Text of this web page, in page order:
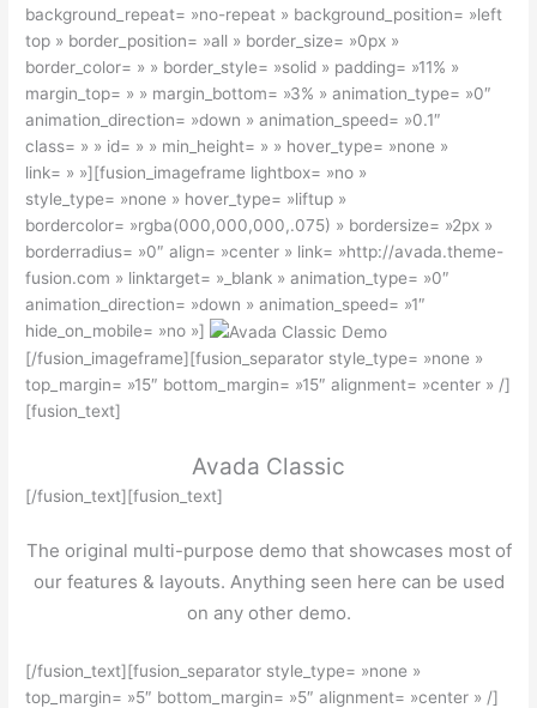
background_repeat= »no-repeat » background_position= »left
top » border_position= »all » border_size= »0px »
border_color= » » border_style= »solid » padding= »11% »
margin_top= » » margin_bottom= »3% » animation_type= »0″
animation_direction= »down » animation_speed= »0.1″
class= » » id= » » min_height= » » hover_type= »none »
link= » »][fusion_imageframe lightbox= »no »
style_type= »none » hover_type= »liftup »
bordercolor= »rgba(000,000,000,.075) » bordersize= »2px »
borderradius= »0″ align= »center » link= »http://avada.theme-
fusion.com » linktarget= »_blank » animation_type= »0″
animation_direction= »down » animation_speed= »1″
hide_on_mobile= »no »]
[/fusion_imageframe][fusion_separator style_type= »none »
top_margin= »15″ bottom_margin= »15″ alignment= »center » /]
[fusion_text]
Avada Classic
[/fusion_text][fusion_text]
The original multi-purpose demo that showcases most of
our features & layouts. Anything seen here can be used
on any other demo.
[/fusion_text][fusion_separator style_type= »none »
top_margin= »5″ bottom_margin= »5″ alignment= »center » /]